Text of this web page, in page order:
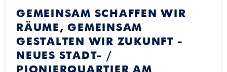
GEMEINSAM SCHAFFEN WIR
RÄUME, GEMEINSAM
GESTALTEN WIR ZUKUNFT -
NEUES STADT- /